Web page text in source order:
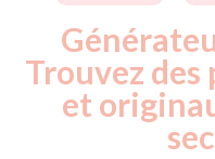
Trouvez des
et